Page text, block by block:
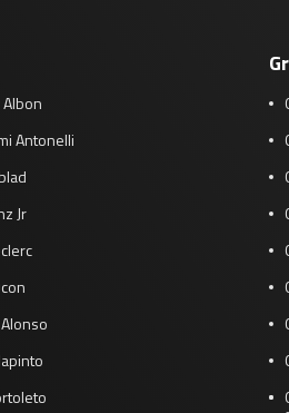
Antonelli
Jr